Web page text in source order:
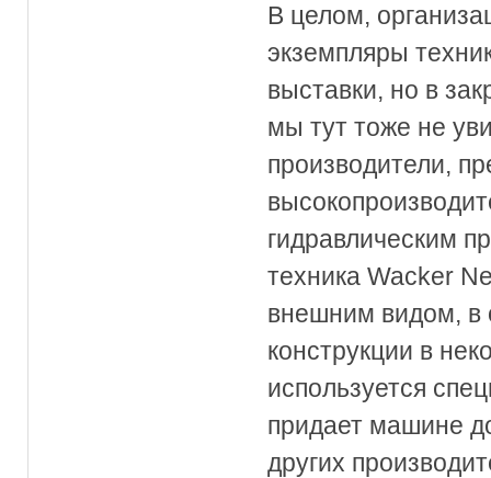
В целом,
экземпляры
выставки, но в
мы тут тоже не
производители,
гидравлическим
техника Wacker
внешним видом, в
конструкции в
используется
придает машине
других